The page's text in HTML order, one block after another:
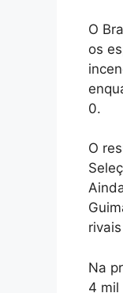
O
os
0.
O
Na
4 mil